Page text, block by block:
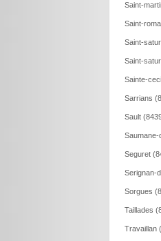
Saint-
Saint-
Saint-
Saint-
Sainte-
Sarrians
Sault
Seguret
Serignan-
Sorgues
Taillades
Travaillan